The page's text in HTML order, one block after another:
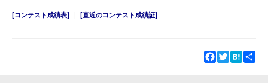
コンテスト成績表 直近のコンテスト成績証
Facebook
TwitterHatena